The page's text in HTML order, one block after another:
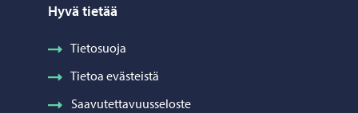
Hyvä tietää
Tietosuoja
Tietoa evästeistä
Saavutettavuusseloste